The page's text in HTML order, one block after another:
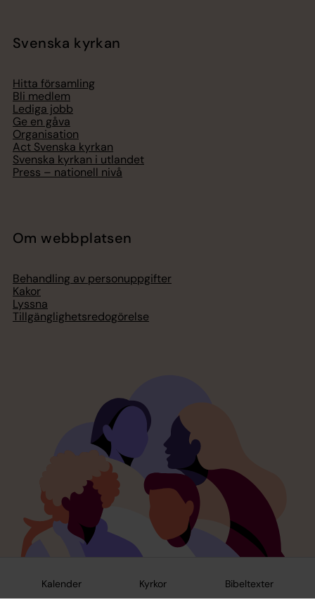
Kalender Kyrkor Bibeltexter
Svenska kyrkan
Hitta församling
Bli medlem
Lediga jobb
Ge en gåva
Organisation
Act Svenska kyrkan
Svenska kyrkan i utlandet
Press – nationell nivå
Om webbplatsen
Behandling av personuppgifter
Kakor
Lyssna
Tillgänglighetsredogörelse